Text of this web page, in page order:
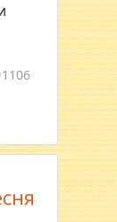
1106